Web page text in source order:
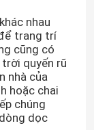
nhau
trang trí
cũng có
quyến rũ
nhà của
hoặc chai
chúng
dọc